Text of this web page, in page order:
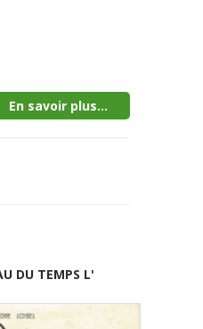
En savoir plus...
DU TEMPS L'